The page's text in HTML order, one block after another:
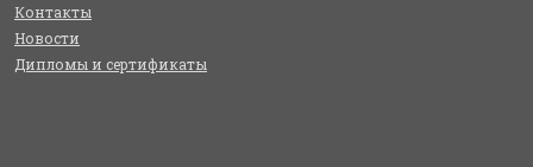
Контакты
Новости
Дипломы и сертификаты